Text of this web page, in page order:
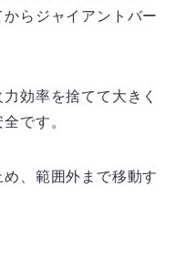
らジャイアントバー
効率を捨てて大きく
です。
、範囲外まで移動す